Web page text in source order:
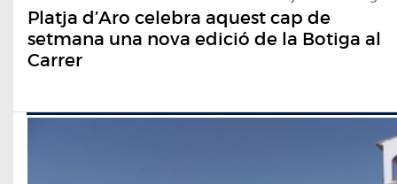
Platja d’Aro celebra aquest cap de
setmana una nova edició de la Botiga al
Carrer